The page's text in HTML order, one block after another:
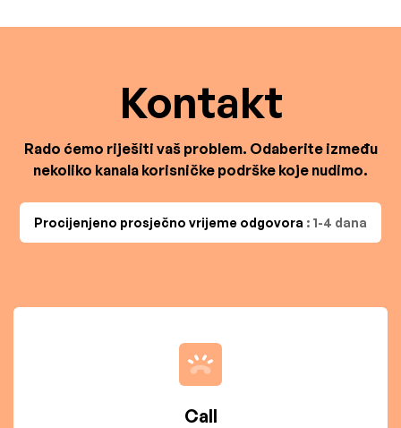
Kontakt
Rado ćemo riješiti vaš problem. Odaberite između
nekoliko kanala korisničke podrške koje nudimo.
Procijenjeno prosječno vrijeme odgovora : 1-4 dana
Call